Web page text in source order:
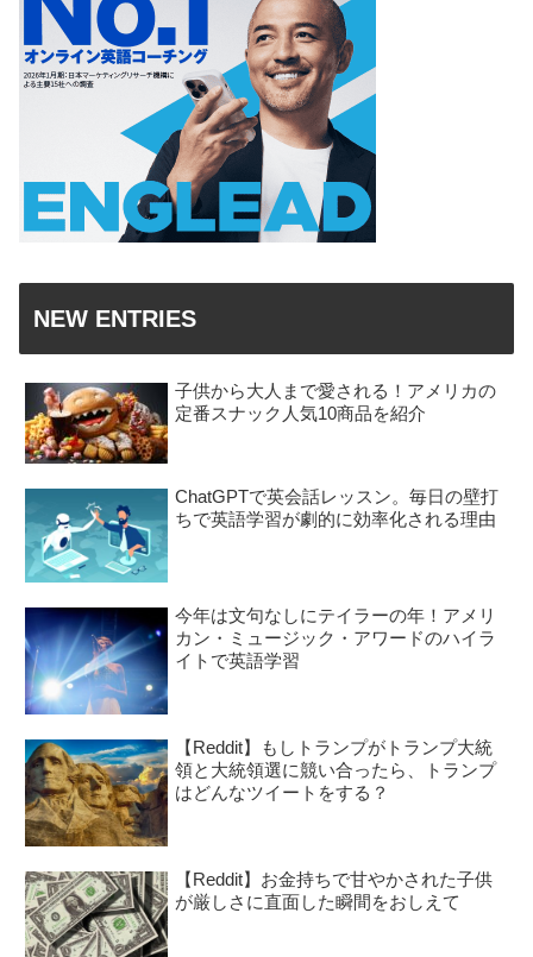
NEW ENTRIES
子供から大人まで愛される！アメリカの
定番スナック人気10商品を紹介
ChatGPTで英会話レッスン。毎日の壁打
ちで英語学習が劇的に効率化される理由
今年は文句なしにテイラーの年！アメリ
カン・ミュージック・アワードのハイラ
イトで英語学習
【Reddit】もしトランプがトランプ大統
領と大統領選に競い合ったら、トランプ
はどんなツイートをする？
【Reddit】お金持ちで甘やかされた子供
が厳しさに直面した瞬間をおしえて